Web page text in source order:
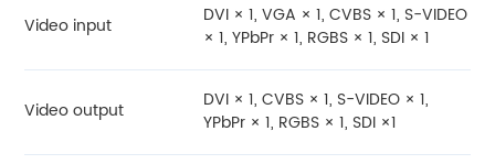
Video input
DVI × 1, VGA × 1, CVBS × 1, S-VIDEO
× 1, YPbPr × 1, RGBS × 1, SDI × 1
Video output
DVI × 1, CVBS × 1, S-VIDEO × 1,
YPbPr × 1, RGBS × 1, SDI ×1